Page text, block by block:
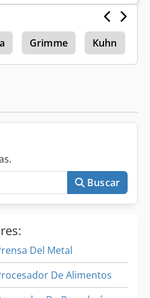
Grimme Kuhn
Buscar
Del Metal
De Alimentos